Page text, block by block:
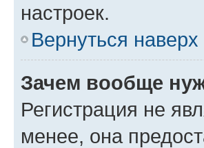
настроек.
Вернуться наверх
Зачем вообще
Регистрация не
менее, она